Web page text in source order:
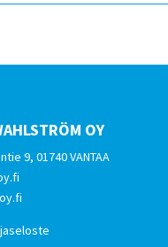
OY
9, 01740 VANTAA